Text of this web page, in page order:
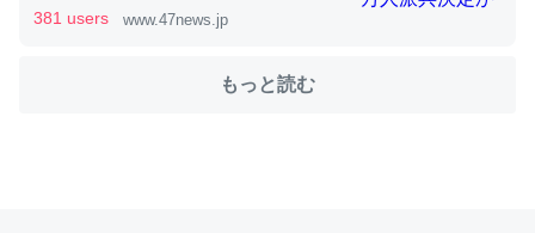
ちぼちRingも置こうかと画策中。あと、Googleマップで
381 users www.47news.jp
もっと読む